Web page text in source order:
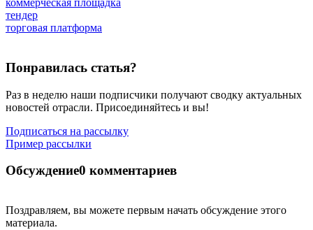
коммерческая площадка
тендер
торговая платформа
Понравилась статья?
Раз в неделю наши подписчики получают сводку актуальных
новостей отрасли. Присоединяйтесь и вы!
Подписаться на рассылку
Пример рассылки
Обсуждение0 комментариев
Поздравляем, вы можете первым начать обсуждение этого
материала.